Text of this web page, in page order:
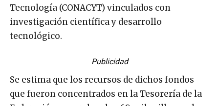
Tecnología (CONACYT) vinculados con
investigación científica y desarrollo
tecnológico.
Publicidad
Se estima que los recursos de dichos fondos
que fueron concentrados en la Tesorería de la